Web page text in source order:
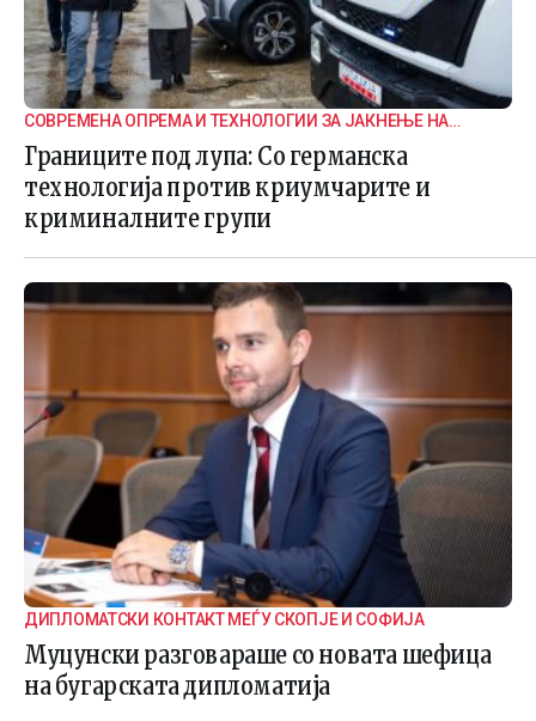
СОВРЕМЕНА ОПРЕМА И ТЕХНОЛОГИИ ЗА ЈАКНЕЊЕ НА
ГРАНИЧНАТА БЕЗБЕДНОСТ
Границите под лупа: Со германска
технологија против криумчарите и
криминалните групи
ДИПЛОМАТСКИ КОНТАКТ МЕЃУ СКОПЈЕ И СОФИЈА
Муцунски разговараше со новата шефица
на бугарската дипломатија